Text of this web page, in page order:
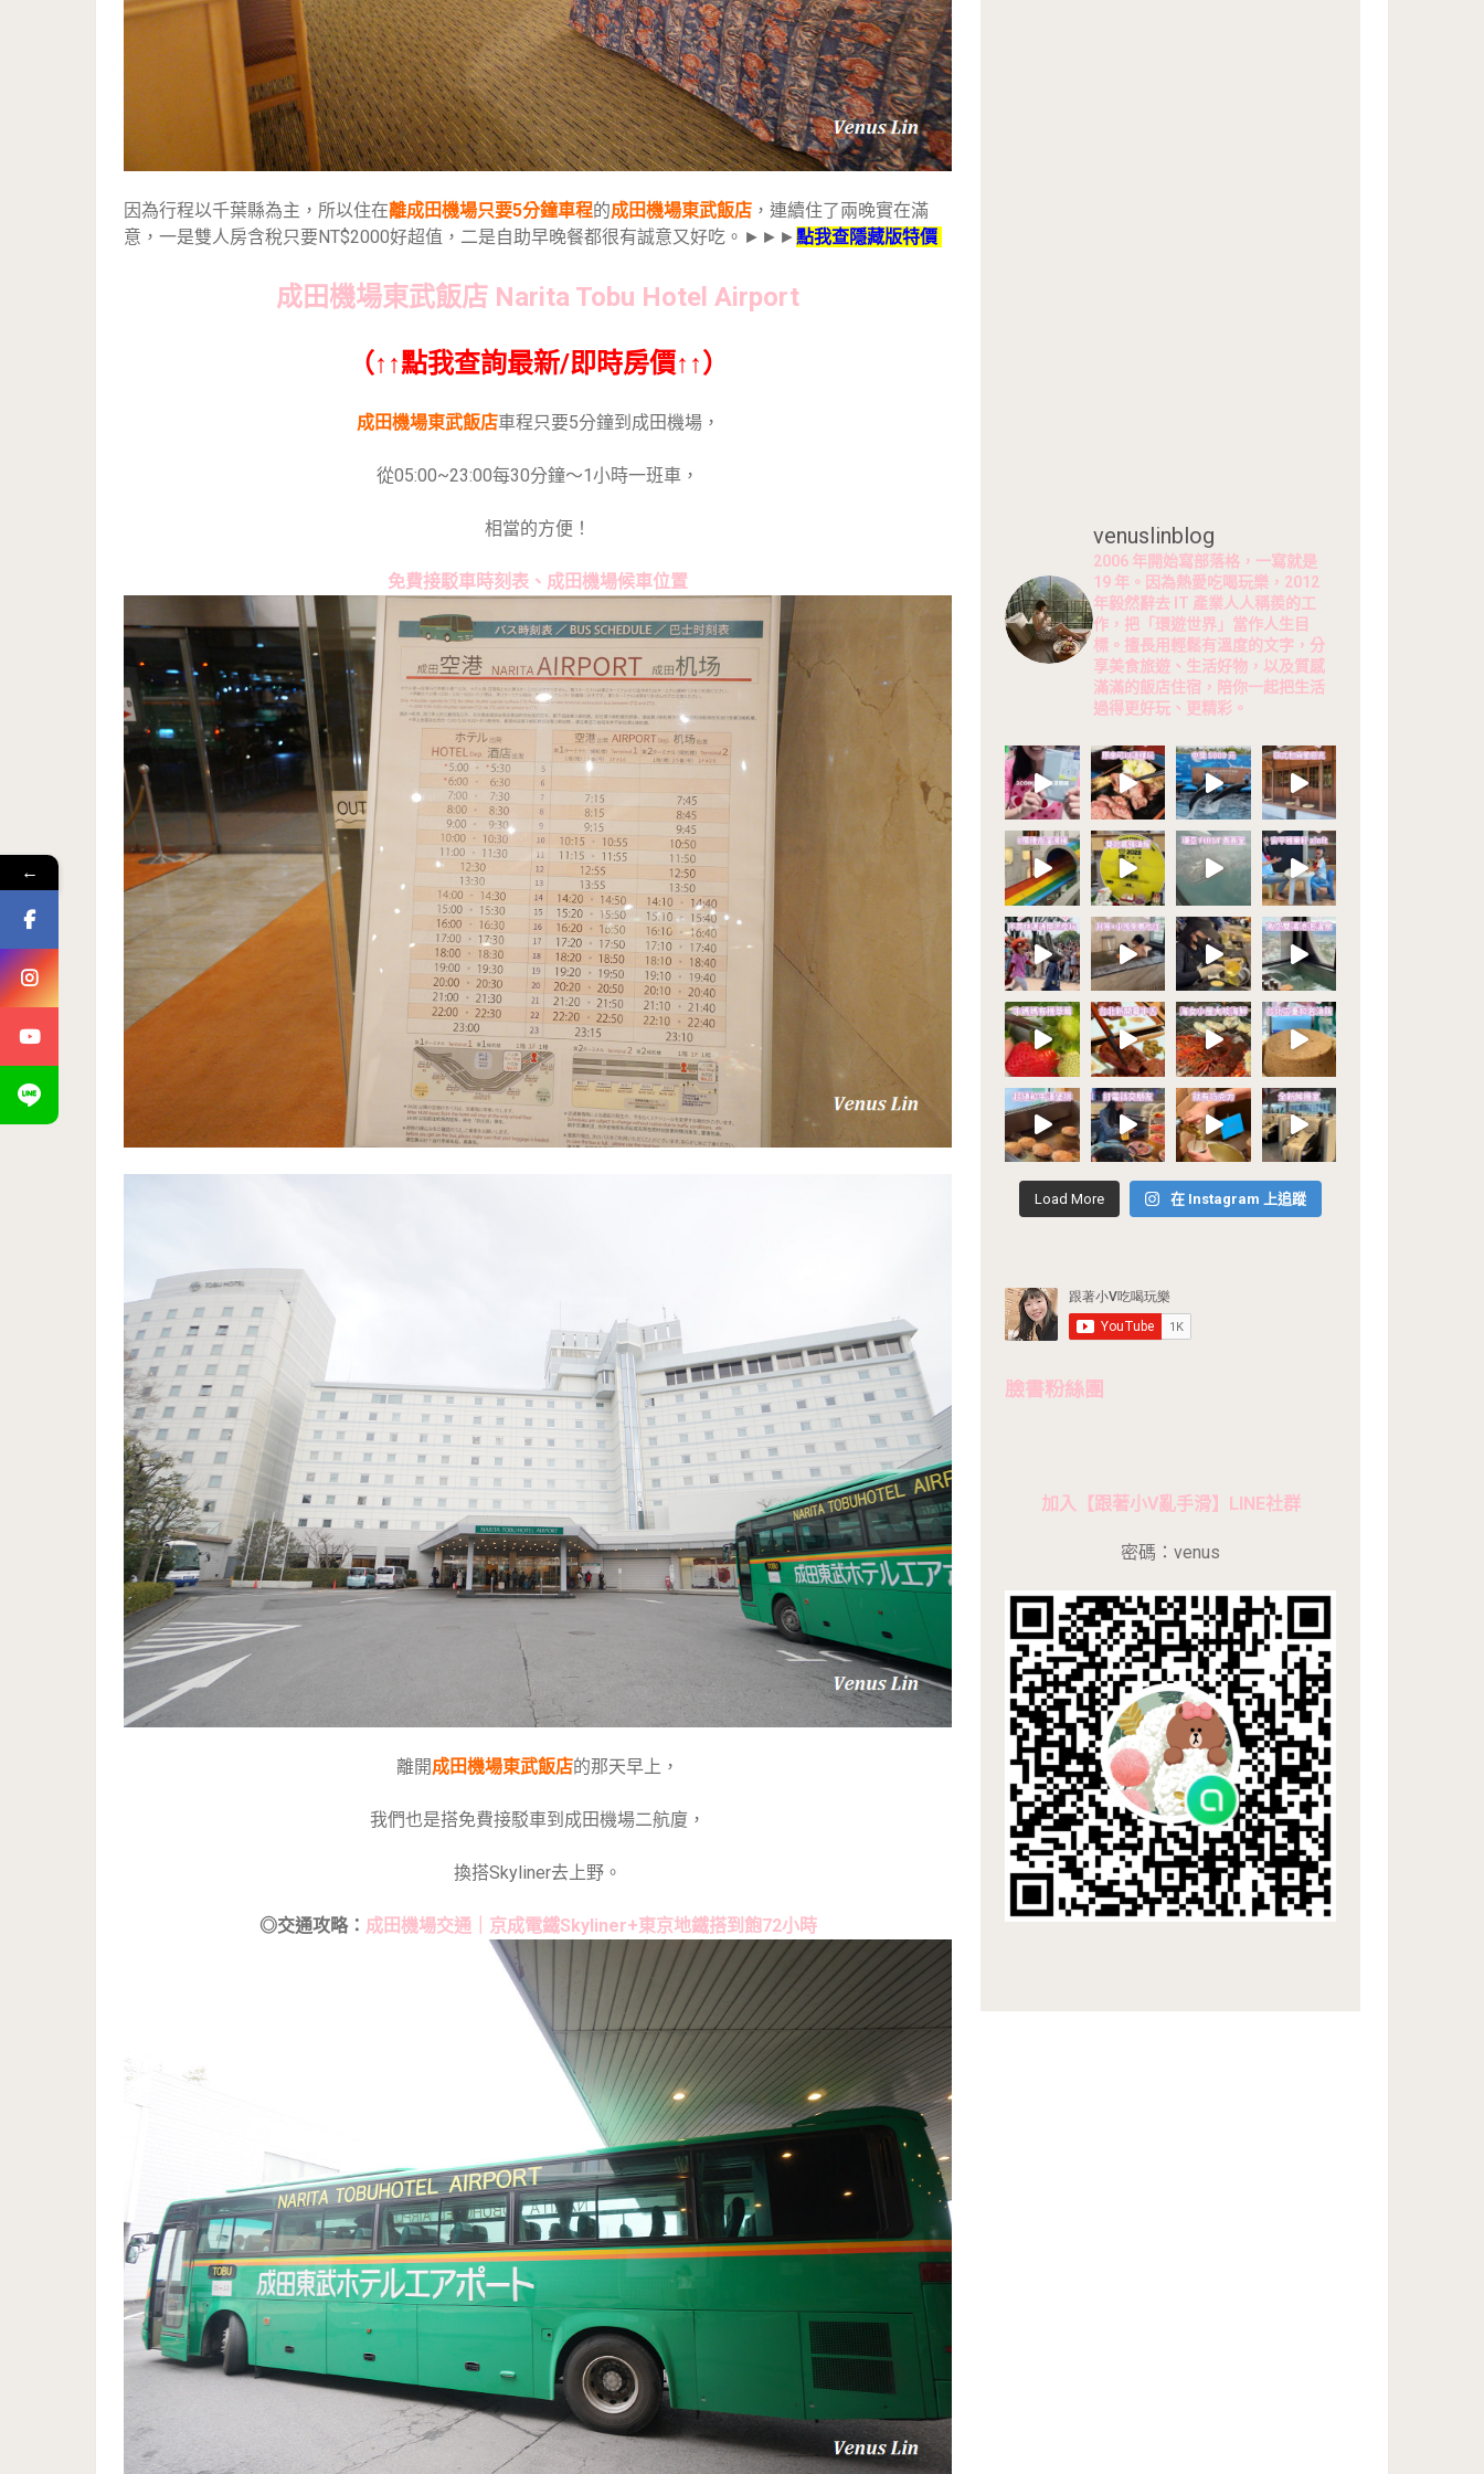
因為行程以千葉縣為主，所以住在離成田機場只要5分鐘車程的成田機場東武飯店 ，連續住了兩晚實在滿
意，一是雙人房含稅只要NT$2000好超值，二是自助早晚餐都很有誠意又好吃。►►► 點我查隱藏版特價
成田機場東武飯店 Narita Tobu Hotel Airport
（↑↑點我查詢最新/即時房價↑↑）
成田機場東武飯店車程只要5分鐘到成田機場，
從05:00~23:00每30分鐘～1小時一班車，
相當的方便！
免費接駁車時刻表、成田機場候車位置
離開成田機場東武飯店的那天早上，
我們也是搭免費接駁車到成田機場二航廈，
換搭Skyliner去上野。
◎交通攻略： 成田機場交通｜京成電鐵Skyliner+東京地鐵搭到飽72小時
venuslinblog
2006 年開始寫部落格，一寫就是
19 年。因為熱愛吃喝玩樂，2012
年毅然辭去 IT 產業人人稱羨的工
作，把「環遊世界」當作人生目
標。擅長用輕鬆有溫度的文字，分
享美食旅遊、生活好物，以及質感
滿滿的飯店住宿，陪你一起把生活
過得更好玩、更精彩。
Load More 在 Instagram 上追蹤
臉書粉絲團
加入【跟著小V亂手滑】LINE社群
密碼：venus
←